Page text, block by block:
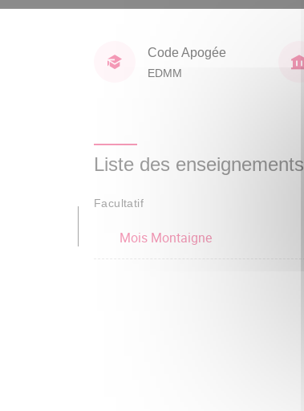
Code Apogée
EDMM
Liste des enseignements
Facultatif
Mois Montaigne